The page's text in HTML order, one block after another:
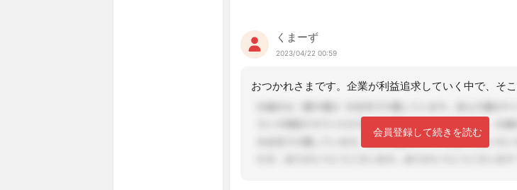
くまーず
2023/04/22 00:59
会員登録して続きを読む